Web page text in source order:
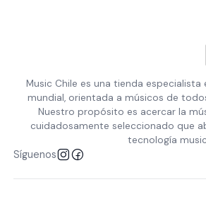
Music Chile es una tienda
mundial, orientada a músicos de
Nuestro propósito es acercar la
cuidadosamente seleccionado que
tecnología
Síguenos